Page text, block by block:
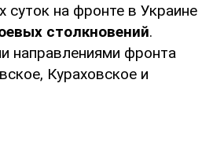
суток на фронте в Украине
столкновений.
направлениями фронта
Кураховское и